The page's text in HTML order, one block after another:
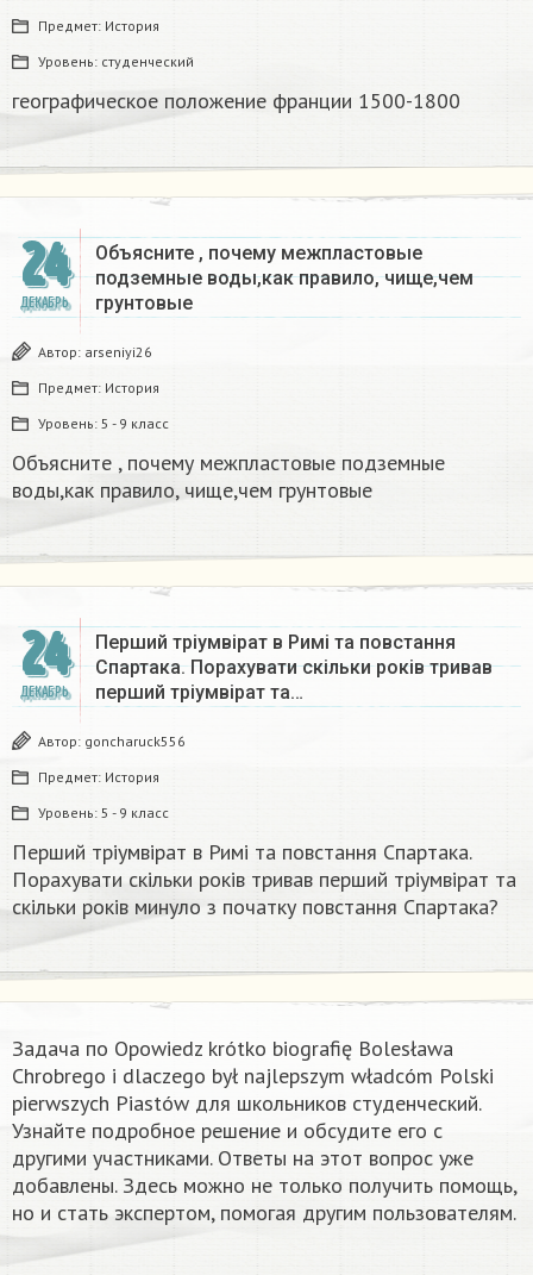
Предмет: История
Уровень: студенческий
географическое положение франции 1500-1800​
24
ДЕКАБРЬ
Объясните , почему межпластовые
подземные воды,как правило, чище,чем
грунтовые​
Автор: arseniyi26
Предмет: История
Уровень: 5 - 9 класс
Объясните , почему межпластовые подземные
воды,как правило, чище,чем грунтовые​
24
ДЕКАБРЬ
Перший тріумвірат в Римі та повстання
Спартака. Порахувати скільки років тривав
перший тріумвірат та…
Автор: goncharuck556
Предмет: История
Уровень: 5 - 9 класс
Перший тріумвірат в Римі та повстання Спартака.
Порахувати скільки років тривав перший тріумвірат та
скільки років минуло з початку повстання Спартака?
Задача по Opowiedz krótko biografię Bolesława
Chrobrego i dlaczego był najlepszym władcóm Polski
pierwszych Piastów​ для школьников студенческий.
Узнайте подробное решение и обсудите его с
другими участниками. Ответы на этот вопрос уже
добавлены. Здесь можно не только получить помощь,
но и стать экспертом, помогая другим пользователям.